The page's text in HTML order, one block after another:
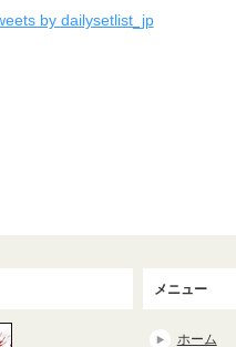
by dailysetlist_jp
メニュー
ホーム